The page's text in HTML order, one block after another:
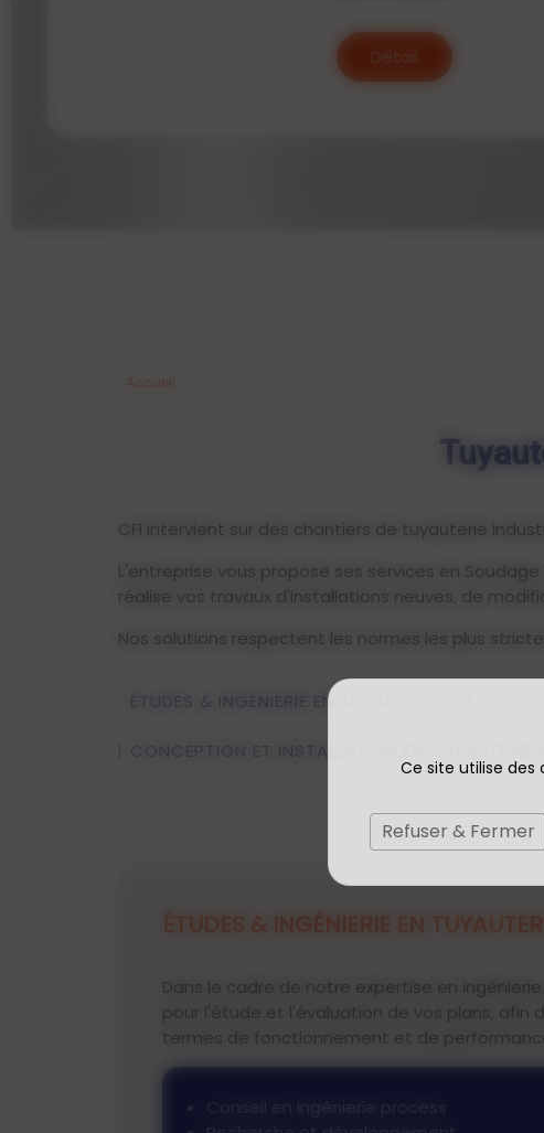
Ce site utilise des
Refuser & Fermer
Accueil
CFI intervient sur des chantiers de tuyauterie
L'entreprise vous propose ses services en
réalise vos travaux d'installations neuves, de
Nos solutions respectent les normes les plus
ÉTUDES & INGÉNIERIE EN TUYAUTERIE
ÉTUDES & INGÉNIERIE EN
Dans le cadre de notre expertise en
pour l'étude et l'évaluation de vos plans, afin
termes de fonctionnement et de performance